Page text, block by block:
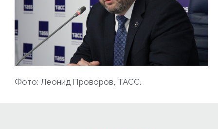
Фото: Леонид Проворов, ТАСС.